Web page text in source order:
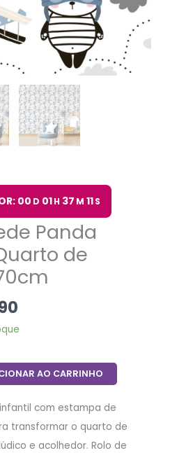
00 D 01H 37 M 11S
Panda
de
AO CARRINHO
com estampa de
transformar o quarto de
e acolhedor. Rolo de